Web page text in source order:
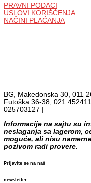
PRAVNI PODACI
USLOVI KORIŠĆENJA
NAČINI PLAĆANJA
BG, Makedonska 30, 011
Futoška 36-38, 021
025703127 |
Informacije na sajtu su
neslaganja sa lagerom,
moguće, ali nisu
pozivom radi provere.
Prijavite se na naš
newsletter